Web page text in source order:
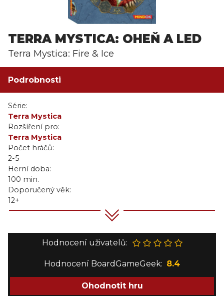
TERRA MYSTICA: OHEŇ A LED
Terra Mystica: Fire & Ice
Podrobnosti
Série:
Terra Mystica
Rozšíření pro:
Terra Mystica
Počet hráčů:
2-5
Herní doba:
100 min.
Doporučený věk:
12+
Hodnocení uživatelů:
Hodnocení BoardGameGeek: 8.4
Ohodnotit hru